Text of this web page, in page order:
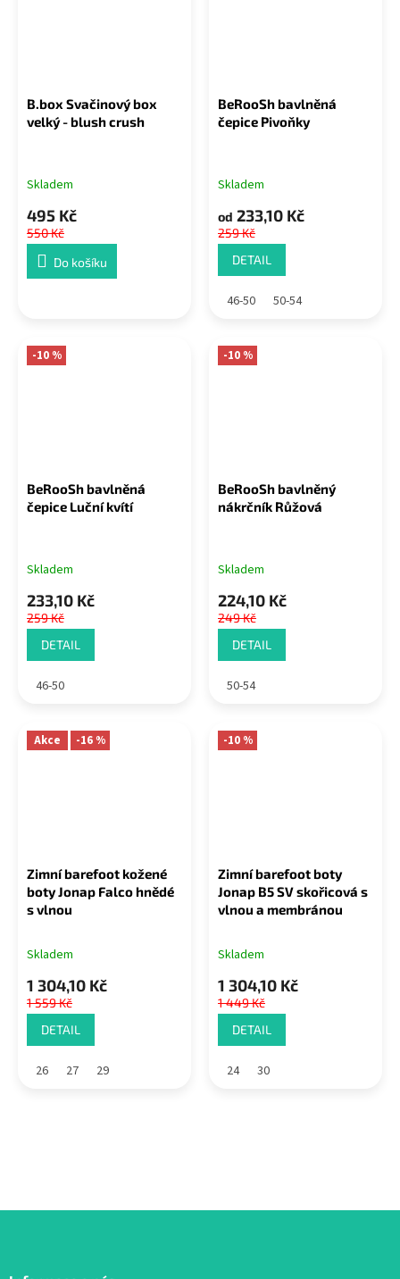
B.box Svačinový box
velký - blush crush
Skladem
495 Kč
550 Kč
Do košíku
BeRooSh bavlněná
čepice Pivoňky
Skladem
od 233,10 Kč
259 Kč
DETAIL
46-50 50-54
-10 %
BeRooSh bavlněná
čepice Luční kvítí
Skladem
233,10 Kč
259 Kč
DETAIL
46-50
-10 %
BeRooSh bavlněný
nákrčník Růžová
Skladem
224,10 Kč
249 Kč
DETAIL
50-54
Akce -16 %
Zimní barefoot kožené
boty Jonap Falco hnědé
s vlnou
Skladem
1 304,10 Kč
1 559 Kč
DETAIL
26 27 29
-10 %
Zimní barefoot boty
Jonap B5 SV skořicová s
vlnou a membránou
Skladem
1 304,10 Kč
1 449 Kč
DETAIL
24 30